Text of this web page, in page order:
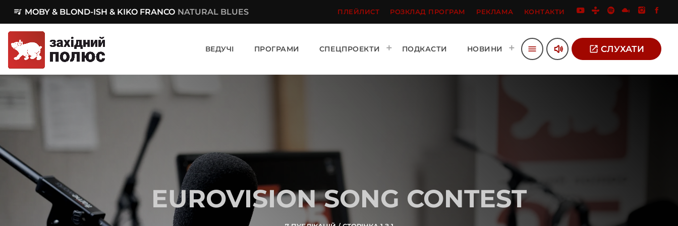
queue_music MOBY & BLOND-ISH & KIKO FRANCO NATURAL BLUES ПЛЕЙЛИСТ РОЗКЛАД ПРОГРАМ РЕКЛАМА КОНТАКТИ
ВЕДУЧІ ПРОГРАМИ СПЕЦПРОЕКТИ ПОДКАСТИ НОВИНИ menu volume_up open_in_new СЛУХАТИ
EUROVISION SONG CONTEST